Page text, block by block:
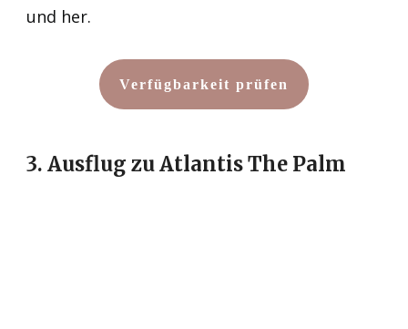
und her.
Verfügbarkeit prüfen
3. Ausflug zu Atlantis The Palm